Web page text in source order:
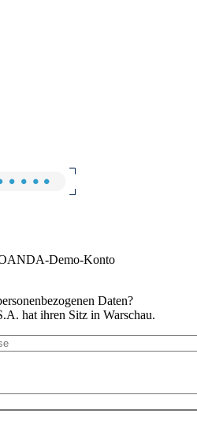
Demo-Konto
Daten?
hat ihren Sitz in Warschau.